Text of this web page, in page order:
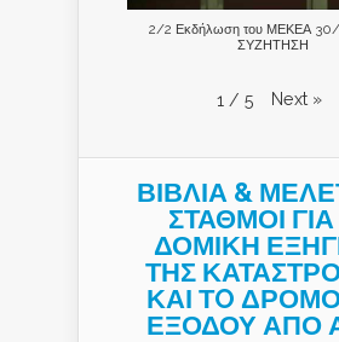
2/2 Εκδήλωση του ΜΕΚΕΑ
ΣΥΖΗΤΗΣΗ
1 / 5 Next »
ΒΙΒΛΙΑ &
ΣΤΑΘΜΟΙ
ΔΟΜΙΚΗ
ΤΗΣ
ΚΑΙ ΤO
ΕΞΟΔΟΥ ΑΠΟ